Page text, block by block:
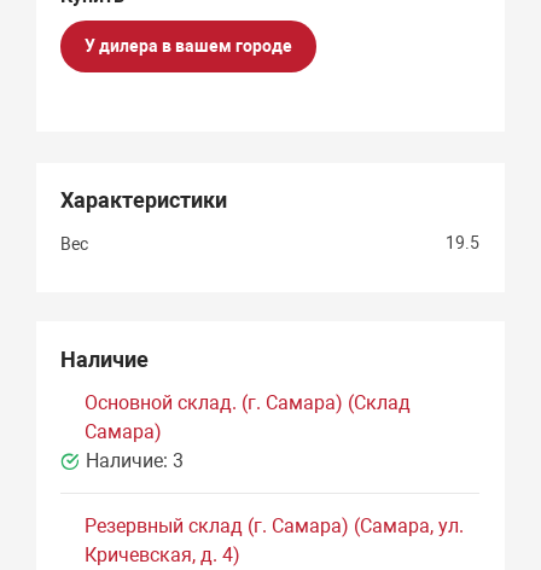
У дилера в вашем городе
Характеристики
Вес 19.5
Наличие
Основной склад. (г. Самара) (Склад
Самара)
Наличие: 3
Резервный склад (г. Самара) (Самара, ул.
Кричевская, д. 4)